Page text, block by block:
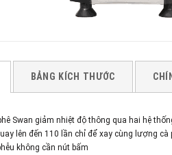
BẢNG KÍCH THƯỚC
Swan giảm nhiệt độ thông qua hai hệ
lên đến 110 lần chỉ để xay cùng lượng
không cần nút bấm